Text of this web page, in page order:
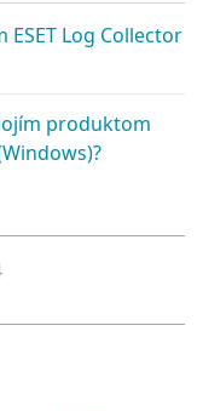
Log Collector
produktom